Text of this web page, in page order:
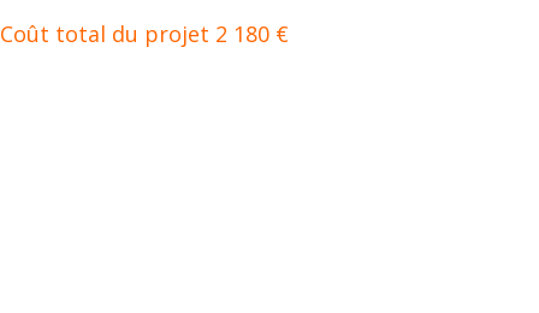
Coût total du projet 2 180 €